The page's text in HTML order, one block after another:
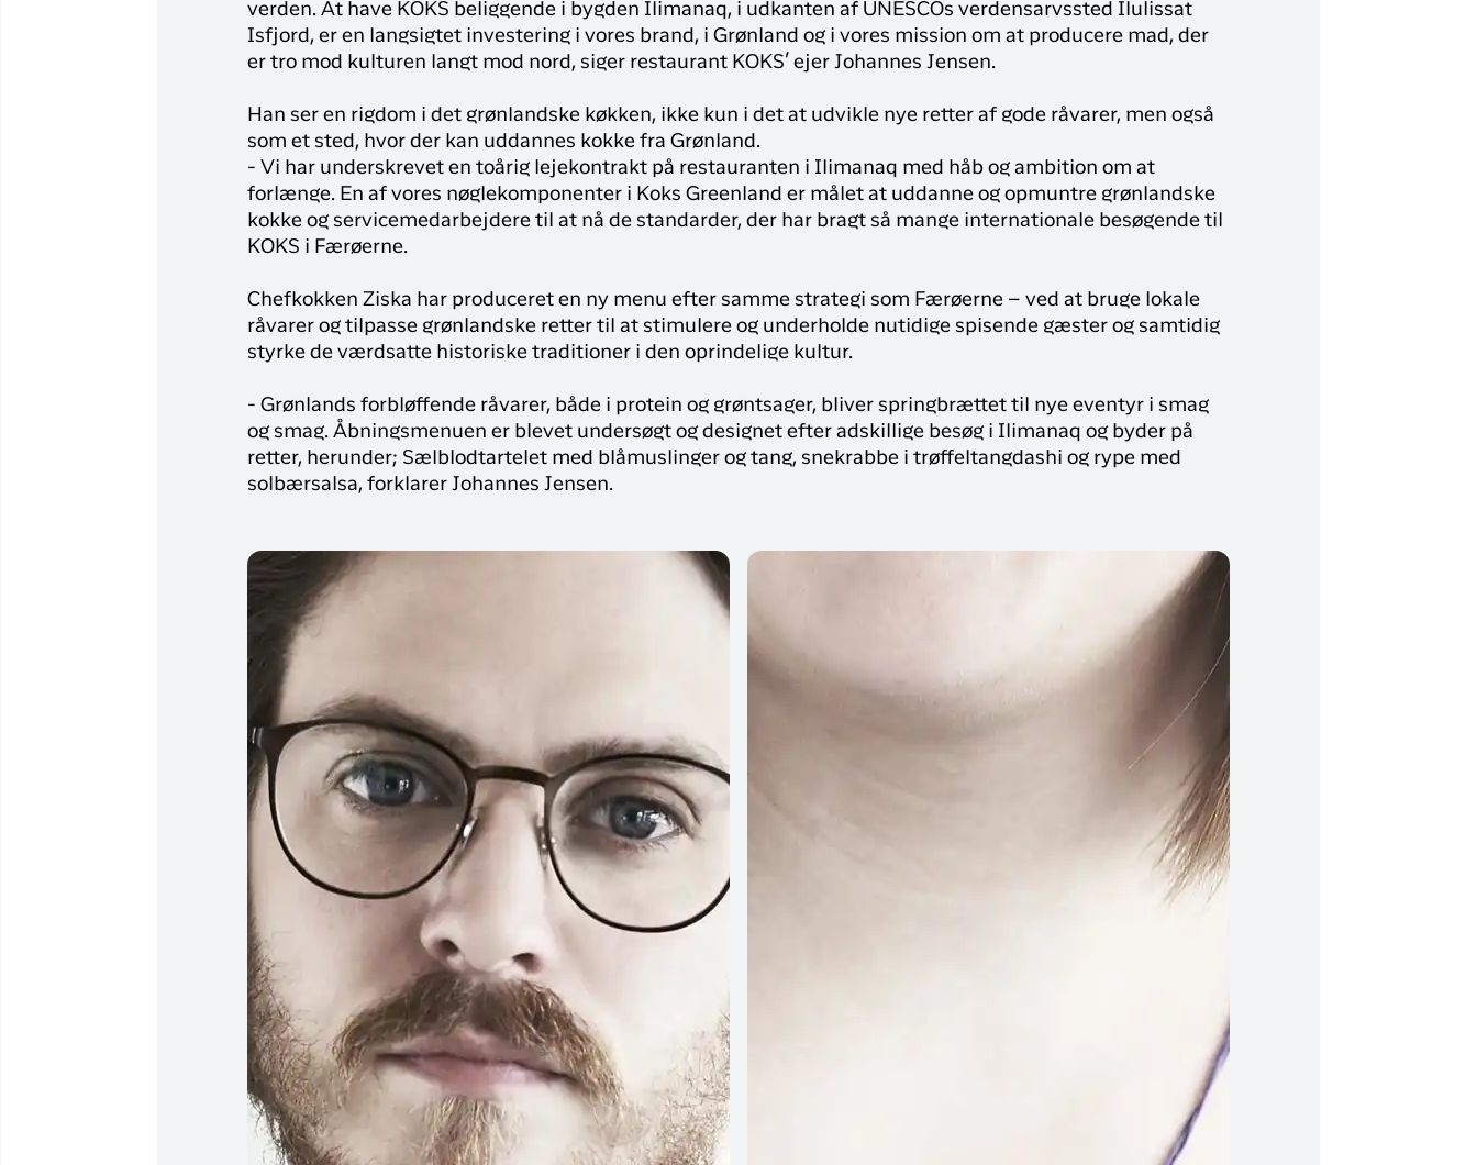
verden. At have KOKS beliggende i bygden Ilimanaq, i udkanten af ​​UNESCOs verdensarvssted Ilulissat
Isfjord, er en langsigtet investering i vores brand, i Grønland og i vores mission om at producere mad, der
er tro mod kulturen langt mod nord, siger restaurant KOKS’ ejer Johannes Jensen.
Han ser en rigdom i det grønlandske køkken, ikke kun i det at udvikle nye retter af gode råvarer, men også
som et sted, hvor der kan uddannes kokke fra Grønland.
- Vi har underskrevet en toårig lejekontrakt på restauranten i Ilimanaq med håb og ambition om at
forlænge. En af vores nøglekomponenter i Koks Greenland er målet at uddanne og opmuntre grønlandske
kokke og servicemedarbejdere til at nå de standarder, der har bragt så mange internationale besøgende til
KOKS i Færøerne.
Chefkokken Ziska har produceret en ny menu efter samme strategi som Færøerne – ved at bruge lokale
råvarer og tilpasse grønlandske retter til at stimulere og underholde nutidige spisende gæster og samtidig
styrke de værdsatte historiske traditioner i den oprindelige kultur.
- Grønlands forbløffende råvarer, både i protein og grøntsager, bliver springbrættet til nye eventyr i smag
og smag. Åbningsmenuen er blevet undersøgt og designet efter adskillige besøg i Ilimanaq og byder på
retter, herunder; Sælblodtartelet med blåmuslinger og tang, snekrabbe i trøffeltangdashi og rype med
solbærsalsa, forklarer Johannes Jensen.